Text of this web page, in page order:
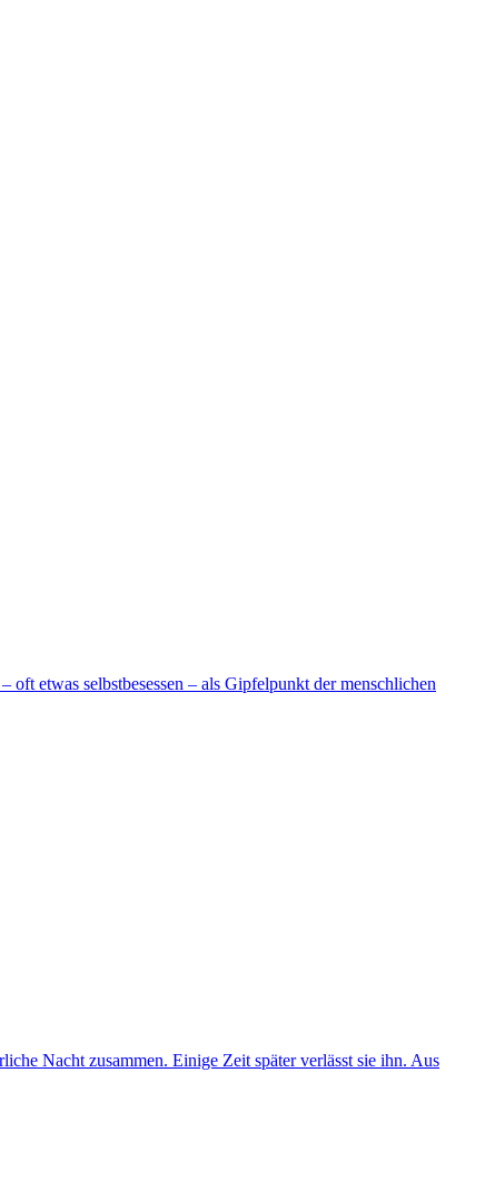
etwas selbstbesessen – als Gipfelpunkt der menschlichen
Nacht zusammen. Einige Zeit später verlässt sie ihn. Aus